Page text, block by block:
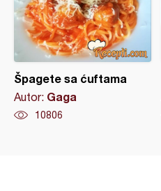
Špagete sa ćuftama
Autor: Gaga
10806